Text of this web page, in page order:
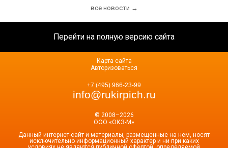
все новости →
Перейти на полную версию сайта
© 2008–2026
ООО «ОКЗ-М»
Данный интернет-сайт и материалы, размещенные на нем, носят
исключительно информационный характер и ни при каких
+7 (495) 966-23-99
info@rukirpich.ru
Карта сайта
Авторизоваться